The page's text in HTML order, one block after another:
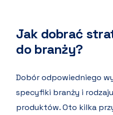
Jak dobrać
do branży?
Dobór odpowiedniego
specyfiki branży i
produktów. Oto kilka